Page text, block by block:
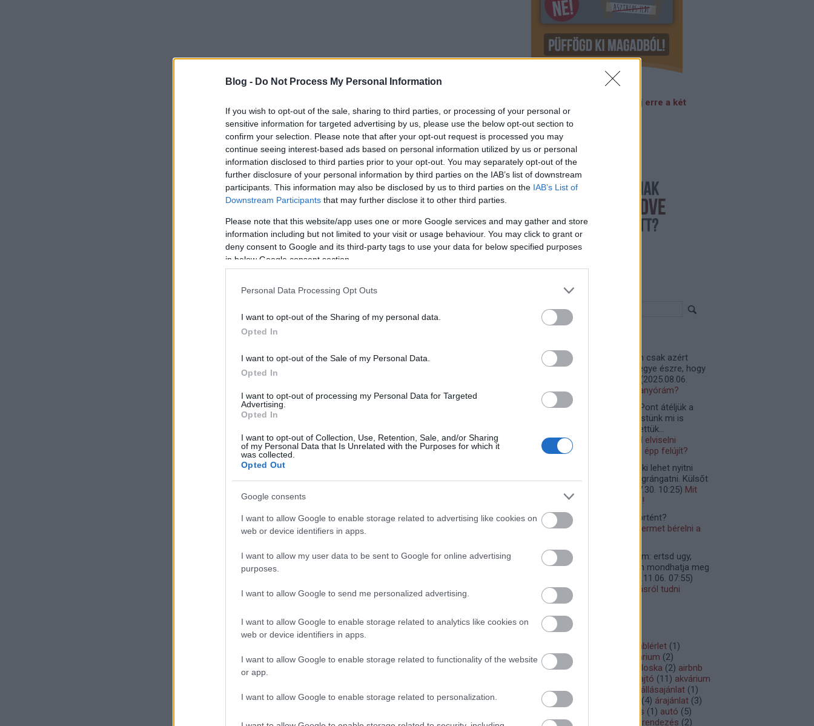
Blog - Do Not Process My Personal Information
If you wish to opt-out of the sale, sharing to third parties, or processing of your personal or
sensitive information for targeted advertising by us, please use the below opt-out section to
confirm your selection. Please note that after your opt-out request is processed you may
continue seeing interest-based ads based on personal information utilized by us or personal
information disclosed to third parties prior to your opt-out. You may separately opt-out of the
further disclosure of your personal information by third parties on the IAB’s list of downstream
participants. This information may also be disclosed by us to third parties on the IAB’s List of
Downstream Participants that may further disclose it to other third parties.
Please note that this website/app uses one or more Google services and may gather and store
information including but not limited to your visit or usage behaviour. You may click to grant or
deny consent to Google and its third-party tags to use your data for below specified purposes
in below Google consent section.
Personal Data Processing Opt Outs
I want to opt-out of the Sharing of my personal data.
Opted In
I want to opt-out of the Sale of my Personal Data.
Opted In
I want to opt-out of processing my Personal Data for Targeted
Advertising.
Opted In
I want to opt-out of Collection, Use, Retention, Sale, and/or Sharing
of my Personal Data that Is Unrelated with the Purposes for which it
was collected.
Opted Out
Google consents
I want to allow Google to enable storage related to advertising like cookies on
web or device identifiers in apps.
I want to allow my user data to be sent to Google for online advertising
purposes.
I want to allow Google to send me personalized advertising.
I want to allow Google to enable storage related to analytics like cookies on
web or device identifiers in apps.
I want to allow Google to enable storage related to functionality of the website
or app.
I want to allow Google to enable storage related to personalization.
Panelben laksz? Válaszolj erre a két
kérdésre! >>>
Keresés
Ramadan: Vagy egyszerűen csak azért
lakatolja le, hogy senki ne vegye észre, hogy
(2025.08.06.
17:47) Lelakatolhatom a villanyórám?
Kóta Melinda:
Remek írás. Pont átéljük a
saját lépcsőházunkban. Átestünk mi is
felújításon, de figyelembe vettük...
2025.07.13. 11:48
Miért kell elviselni
türelmesen, ha a szomszéd épp felújít?
Belső ajtót könnyen ki lehet nyitni
csak erőteljesebben kell megrángatni. Külsőt
2024.07.30. 10:25) Mit
tegyek beragadtam a liftbe?!
Yvonne Barré Duron:
mi történt?
2023.02.26. 18:51
Muszáj termet bérelni a
Yvonne Barré Duron:
@pom: ertsd ugy,
hogy a kozos kepviselo nem mondhatja meg
2022.11.06. 07:55)
Minden amit a nullás igazolásról tudni
érdemes
Címkék
ablérlet (1)
adósság (1 adventi kalendárium (2)
advenvent
ágypoloska (2) airbnb
ajtó (11) akvárium
alaprajz állásajánlat (1)
allergia
) (4) árajánlat (3)
autizmus (1) autó (5)
babakocsi
berendezés (2)